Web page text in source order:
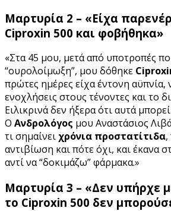
Μαρτυρία 2 – «Είχα
Ciproxin 500 και φοβήθηκα»
«Στα 45 μου, μετά από υποτροπές
“ουρολοίμωξη”, μου δόθηκε
πρώτες ημέρες είχα έντονη αϋπνία,
ενοχλήσεις στους τένοντες και το
Ειλικρινά δεν ήξερα ότι αυτά
Ο Ανδρολόγος μου Αναστάσιος
τι σημαίνει χρόνια προστατίτιδα,
αντιβίωση και πότε όχι, και έκανα
αντί να “δοκιμάζω” φάρμακα.»
Μαρτυρία 3 – «Δεν υπήρχε
το Ciproxin 500 δεν